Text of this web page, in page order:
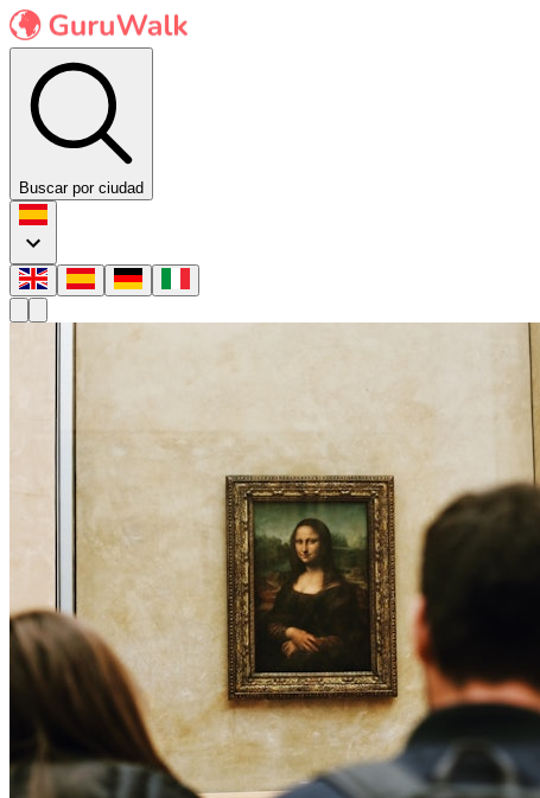
Buscar por ciudad